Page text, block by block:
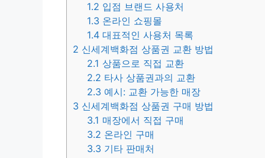
1.2 입점 브랜드 사용처
1.3 온라인 쇼핑몰
1.4 대표적인 사용처 목록
2 신세계백화점 상품권 교환 방법
2.1 상품으로 직접 교환
2.2 타사 상품권과의 교환
2.3 예시: 교환 가능한 매장
3 신세계백화점 상품권 구매 방법
3.1 매장에서 직접 구매
3.2 온라인 구매
3.3 기타 판매처